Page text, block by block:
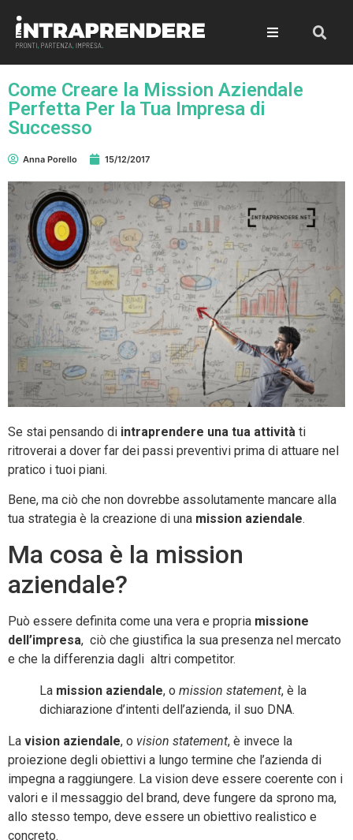
Come Creare la Mission Aziendale
Perfetta Per la Tua Impresa di
Successo
Anna Porello 15/12/2017
Se stai pensando di intraprendere una tua attività ti
ritroverai a dover far dei passi preventivi prima di attuare nel
pratico i tuoi piani.
Bene, ma ciò che non dovrebbe assolutamente mancare alla
tua strategia è la creazione di una mission aziendale.
Ma cosa è la mission
aziendale?
Può essere definita come una vera e propria missione
dell’impresa, ciò che giustifica la sua presenza nel mercato
e che la differenzia dagli altri competitor.
La mission aziendale, o mission statement, è la
dichiarazione d’intenti dell’azienda, il suo DNA.
La vision aziendale, o vision statement, è invece la
proiezione degli obiettivi a lungo termine che l’azienda di
impegna a raggiungere. La vision deve essere coerente con i
valori e il messaggio del brand, deve fungere da sprono ma,
allo stesso tempo, deve essere un obiettivo realistico e
concreto.